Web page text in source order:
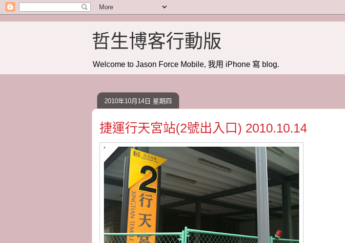
哲生博客行動版
Welcome to Jason Force Mobile, 我用 iPhone 寫 blog.
2010年10月14日 星期四
捷運行天宮站(2號出入口) 2010.10.14